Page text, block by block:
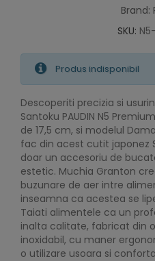
Brand:
SKU:
Produs indisponibil
Descoperiti precizia si
Santoku PAUDIN N5
de 17,5 cm, si modelul
fac din acest cutit japonez
doar un accesoriu de
estetic. Muchia Granton
buzunare de aer intre
inseamna ca acestea se
Taiati alimentele ca un
inalta calitate, fabricat din
inoxidabil, cu maner
o utilizare usoara si